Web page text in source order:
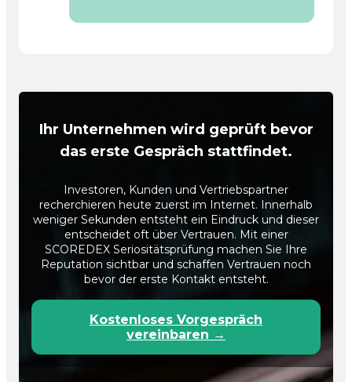
Ihr Unternehmen wird geprüft bevor
das erste Gespräch stattfindet.
Investoren, Kunden und Vertriebspartner
recherchieren heute zuerst im Internet. Innerhalb
weniger Sekunden entsteht ein Eindruck und dieser
entscheidet oft über Vertrauen. Mit einer
SCOREDEX Seriositätsprüfung machen Sie Ihre
Reputation sichtbar und schaffen Vertrauen noch
bevor der erste Kontakt entsteht.
Kostenloses Vorgespräch
vereinbaren →